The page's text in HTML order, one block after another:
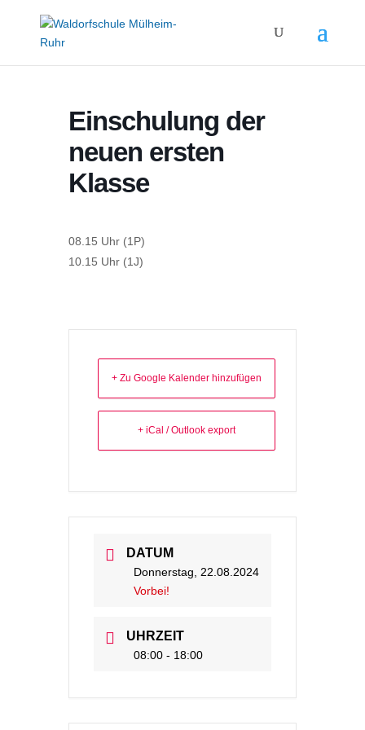
Einschulung der
neuen ersten
Klasse
08.15 Uhr (1P)
10.15 Uhr (1J)
+ Zu Google Kalender hinzufügen
+ iCal / Outlook export
DATUM
Donnerstag, 22.08.2024
Vorbei!
UHRZEIT
08:00 - 18:00